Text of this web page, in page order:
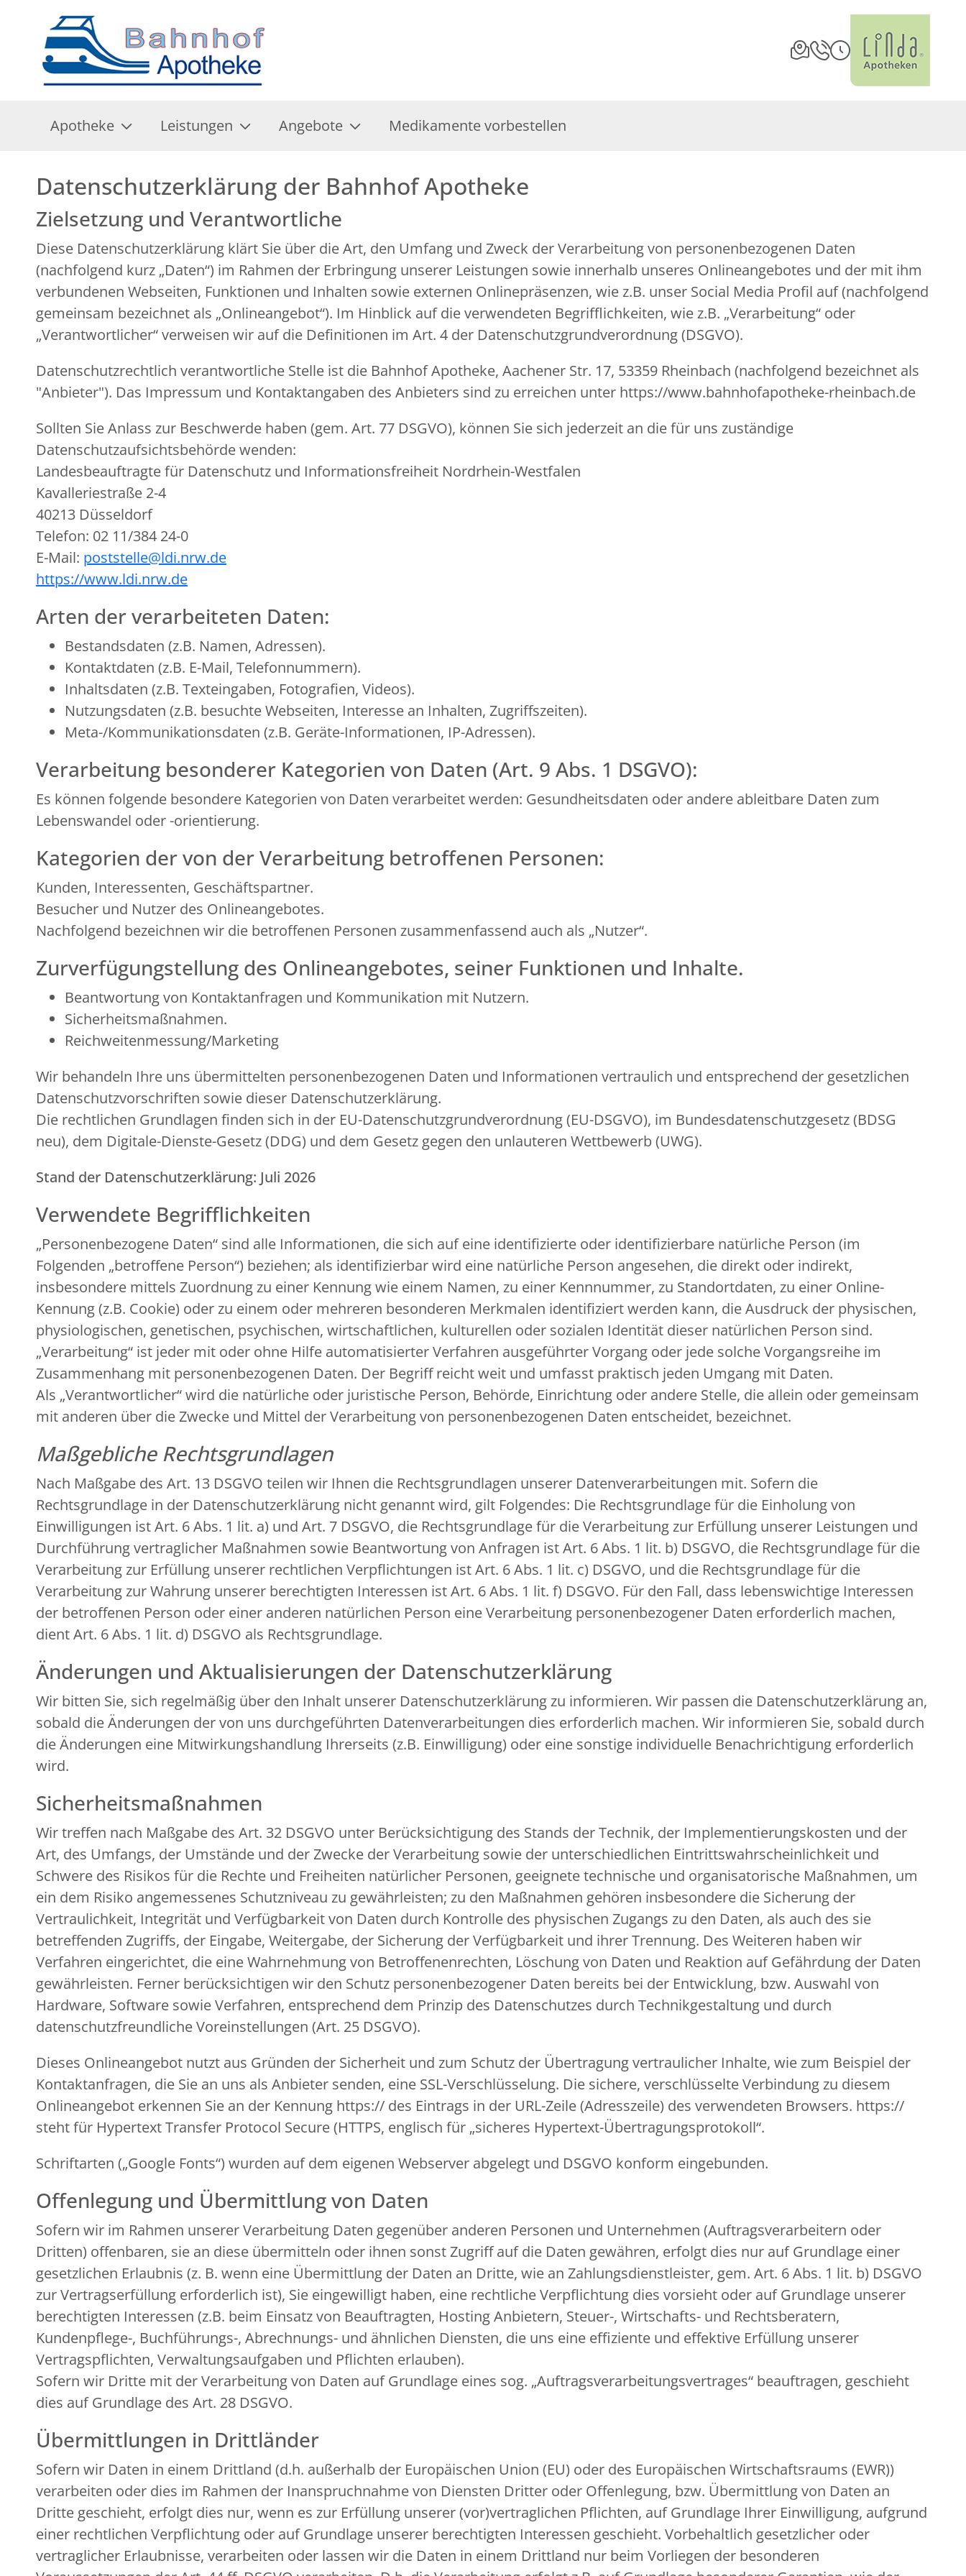
Apotheke Leistungen Angebote Medikamente vorbestellen
Datenschutzerklärung der Bahnhof Apotheke
Zielsetzung und Verantwortliche
Diese Datenschutzerklärung klärt Sie über die Art, den Umfang und Zweck der Verarbeitung von personenbezogenen Daten
(nachfolgend kurz „Daten“) im Rahmen der Erbringung unserer Leistungen sowie innerhalb unseres Onlineangebotes und der mit ihm
verbundenen Webseiten, Funktionen und Inhalten sowie externen Onlinepräsenzen, wie z.B. unser Social Media Profil auf (nachfolgend
gemeinsam bezeichnet als „Onlineangebot“). Im Hinblick auf die verwendeten Begrifflichkeiten, wie z.B. „Verarbeitung“ oder
„Verantwortlicher“ verweisen wir auf die Definitionen im Art. 4 der Datenschutzgrundverordnung (DSGVO).
Datenschutzrechtlich verantwortliche Stelle ist die Bahnhof Apotheke, Aachener Str. 17, 53359 Rheinbach (nachfolgend bezeichnet als
"Anbieter"). Das Impressum und Kontaktangaben des Anbieters sind zu erreichen unter https://www.bahnhofapotheke-rheinbach.de
Sollten Sie Anlass zur Beschwerde haben (gem. Art. 77 DSGVO), können Sie sich jederzeit an die für uns zuständige
Datenschutzaufsichtsbehörde wenden:
Landesbeauftragte für Datenschutz und Informationsfreiheit Nordrhein-Westfalen
Kavalleriestraße 2-4
40213 Düsseldorf
Telefon: 02 11/384 24-0
E-Mail: poststelle@ldi.nrw.de
https://www.ldi.nrw.de
Arten der verarbeiteten Daten:
Bestandsdaten (z.B. Namen, Adressen).
Kontaktdaten (z.B. E-Mail, Telefonnummern).
Inhaltsdaten (z.B. Texteingaben, Fotografien, Videos).
Nutzungsdaten (z.B. besuchte Webseiten, Interesse an Inhalten, Zugriffszeiten).
Meta-/Kommunikationsdaten (z.B. Geräte-Informationen, IP-Adressen).
Verarbeitung besonderer Kategorien von Daten (Art. 9 Abs. 1 DSGVO):
Es können folgende besondere Kategorien von Daten verarbeitet werden: Gesundheitsdaten oder andere ableitbare Daten zum
Lebenswandel oder -orientierung.
Kategorien der von der Verarbeitung betroffenen Personen:
Kunden, Interessenten, Geschäftspartner.
Besucher und Nutzer des Onlineangebotes.
Nachfolgend bezeichnen wir die betroffenen Personen zusammenfassend auch als „Nutzer“.
Zurverfügungstellung des Onlineangebotes, seiner Funktionen und Inhalte.
Beantwortung von Kontaktanfragen und Kommunikation mit Nutzern.
Sicherheitsmaßnahmen.
Reichweitenmessung/Marketing
Wir behandeln Ihre uns übermittelten personenbezogenen Daten und Informationen vertraulich und entsprechend der gesetzlichen
Datenschutzvorschriften sowie dieser Datenschutzerklärung.
Die rechtlichen Grundlagen finden sich in der EU-Datenschutzgrundverordnung (EU-DSGVO), im Bundesdatenschutzgesetz (BDSG
neu), dem Digitale-Dienste-Gesetz (DDG) und dem Gesetz gegen den unlauteren Wettbewerb (UWG).
Stand der Datenschutzerklärung: Juli 2026
Verwendete Begrifflichkeiten
„Personenbezogene Daten“ sind alle Informationen, die sich auf eine identifizierte oder identifizierbare natürliche Person (im
Folgenden „betroffene Person“) beziehen; als identifizierbar wird eine natürliche Person angesehen, die direkt oder indirekt,
insbesondere mittels Zuordnung zu einer Kennung wie einem Namen, zu einer Kennnummer, zu Standortdaten, zu einer Online-
Kennung (z.B. Cookie) oder zu einem oder mehreren besonderen Merkmalen identifiziert werden kann, die Ausdruck der physischen,
physiologischen, genetischen, psychischen, wirtschaftlichen, kulturellen oder sozialen Identität dieser natürlichen Person sind.
„Verarbeitung“ ist jeder mit oder ohne Hilfe automatisierter Verfahren ausgeführter Vorgang oder jede solche Vorgangsreihe im
Zusammenhang mit personenbezogenen Daten. Der Begriff reicht weit und umfasst praktisch jeden Umgang mit Daten.
Als „Verantwortlicher“ wird die natürliche oder juristische Person, Behörde, Einrichtung oder andere Stelle, die allein oder gemeinsam
mit anderen über die Zwecke und Mittel der Verarbeitung von personenbezogenen Daten entscheidet, bezeichnet.
Maßgebliche Rechtsgrundlagen
Nach Maßgabe des Art. 13 DSGVO teilen wir Ihnen die Rechtsgrundlagen unserer Datenverarbeitungen mit. Sofern die
Rechtsgrundlage in der Datenschutzerklärung nicht genannt wird, gilt Folgendes: Die Rechtsgrundlage für die Einholung von
Einwilligungen ist Art. 6 Abs. 1 lit. a) und Art. 7 DSGVO, die Rechtsgrundlage für die Verarbeitung zur Erfüllung unserer Leistungen und
Durchführung vertraglicher Maßnahmen sowie Beantwortung von Anfragen ist Art. 6 Abs. 1 lit. b) DSGVO, die Rechtsgrundlage für die
Verarbeitung zur Erfüllung unserer rechtlichen Verpflichtungen ist Art. 6 Abs. 1 lit. c) DSGVO, und die Rechtsgrundlage für die
Verarbeitung zur Wahrung unserer berechtigten Interessen ist Art. 6 Abs. 1 lit. f) DSGVO. Für den Fall, dass lebenswichtige Interessen
der betroffenen Person oder einer anderen natürlichen Person eine Verarbeitung personenbezogener Daten erforderlich machen,
dient Art. 6 Abs. 1 lit. d) DSGVO als Rechtsgrundlage.
Änderungen und Aktualisierungen der Datenschutzerklärung
Wir bitten Sie, sich regelmäßig über den Inhalt unserer Datenschutzerklärung zu informieren. Wir passen die Datenschutzerklärung an,
sobald die Änderungen der von uns durchgeführten Datenverarbeitungen dies erforderlich machen. Wir informieren Sie, sobald durch
die Änderungen eine Mitwirkungshandlung Ihrerseits (z.B. Einwilligung) oder eine sonstige individuelle Benachrichtigung erforderlich
wird.
Sicherheitsmaßnahmen
Wir treffen nach Maßgabe des Art. 32 DSGVO unter Berücksichtigung des Stands der Technik, der Implementierungskosten und der
Art, des Umfangs, der Umstände und der Zwecke der Verarbeitung sowie der unterschiedlichen Eintrittswahrscheinlichkeit und
Schwere des Risikos für die Rechte und Freiheiten natürlicher Personen, geeignete technische und organisatorische Maßnahmen, um
ein dem Risiko angemessenes Schutzniveau zu gewährleisten; zu den Maßnahmen gehören insbesondere die Sicherung der
Vertraulichkeit, Integrität und Verfügbarkeit von Daten durch Kontrolle des physischen Zugangs zu den Daten, als auch des sie
betreffenden Zugriffs, der Eingabe, Weitergabe, der Sicherung der Verfügbarkeit und ihrer Trennung. Des Weiteren haben wir
Verfahren eingerichtet, die eine Wahrnehmung von Betroffenenrechten, Löschung von Daten und Reaktion auf Gefährdung der Daten
gewährleisten. Ferner berücksichtigen wir den Schutz personenbezogener Daten bereits bei der Entwicklung, bzw. Auswahl von
Hardware, Software sowie Verfahren, entsprechend dem Prinzip des Datenschutzes durch Technikgestaltung und durch
datenschutzfreundliche Voreinstellungen (Art. 25 DSGVO).
Dieses Onlineangebot nutzt aus Gründen der Sicherheit und zum Schutz der Übertragung vertraulicher Inhalte, wie zum Beispiel der
Kontaktanfragen, die Sie an uns als Anbieter senden, eine SSL-Verschlüsselung. Die sichere, verschlüsselte Verbindung zu diesem
Onlineangebot erkennen Sie an der Kennung https:// des Eintrags in der URL-Zeile (Adresszeile) des verwendeten Browsers. https://
steht für Hypertext Transfer Protocol Secure (HTTPS, englisch für „sicheres Hypertext-Übertragungsprotokoll“.
Schriftarten („Google Fonts“) wurden auf dem eigenen Webserver abgelegt und DSGVO konform eingebunden.
Offenlegung und Übermittlung von Daten
Sofern wir im Rahmen unserer Verarbeitung Daten gegenüber anderen Personen und Unternehmen (Auftragsverarbeitern oder
Dritten) offenbaren, sie an diese übermitteln oder ihnen sonst Zugriff auf die Daten gewähren, erfolgt dies nur auf Grundlage einer
gesetzlichen Erlaubnis (z. B. wenn eine Übermittlung der Daten an Dritte, wie an Zahlungsdienstleister, gem. Art. 6 Abs. 1 lit. b) DSGVO
zur Vertragserfüllung erforderlich ist), Sie eingewilligt haben, eine rechtliche Verpflichtung dies vorsieht oder auf Grundlage unserer
berechtigten Interessen (z.B. beim Einsatz von Beauftragten, Hosting Anbietern, Steuer-, Wirtschafts- und Rechtsberatern,
Kundenpflege-, Buchführungs-, Abrechnungs- und ähnlichen Diensten, die uns eine effiziente und effektive Erfüllung unserer
Vertragspflichten, Verwaltungsaufgaben und Pflichten erlauben).
Sofern wir Dritte mit der Verarbeitung von Daten auf Grundlage eines sog. „Auftragsverarbeitungsvertrages“ beauftragen, geschieht
dies auf Grundlage des Art. 28 DSGVO.
Übermittlungen in Drittländer
Sofern wir Daten in einem Drittland (d.h. außerhalb der Europäischen Union (EU) oder des Europäischen Wirtschaftsraums (EWR))
verarbeiten oder dies im Rahmen der Inanspruchnahme von Diensten Dritter oder Offenlegung, bzw. Übermittlung von Daten an
Dritte geschieht, erfolgt dies nur, wenn es zur Erfüllung unserer (vor)vertraglichen Pflichten, auf Grundlage Ihrer Einwilligung, aufgrund
einer rechtlichen Verpflichtung oder auf Grundlage unserer berechtigten Interessen geschieht. Vorbehaltlich gesetzlicher oder
vertraglicher Erlaubnisse, verarbeiten oder lassen wir die Daten in einem Drittland nur beim Vorliegen der besonderen